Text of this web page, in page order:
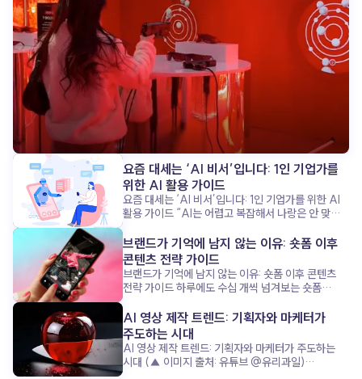
요즘 대세는 ‘AI 비서’입니다: 1인 기업가를
위한 AI 활용 가이드
요즘 대세는 ‘AI 비서’입니다: 1인 기업가를 위한 AI
활용 가이드 “AI는 어렵고 복잡해서 나랑은 안 맞아!”
기업가들은 복잡하고 무거운 AI 대신, 쉽고 친근한
‘AI 비서’ 에 훨씬 더 열광하고 있거든요. 단순한 업무
처리부터 마케팅 기획까지, 어떻게 AI가 혼자 모든 걸
하는 1인 기업가의 시간을 구해주고, 성장을 돕는지
지금부터 함께 살펴볼까요? “복잡하지 않아도
괜찮아”: AI 비서가 주목받는 이유 (▲ 이미지 출처:
클립아트코리아) 최근 1인 기업가들은 완벽한 AI
기술보다, 누구나 쉽게 쓰고 바로 도움 되는 ‘친근함’
을 더 원합니다. 복잡한 설정 없이 ‘내 비서’처럼 소통
하며, 업무 효율을 높여주는 AI가 핵심 매력
브랜드가 기억에 남지 않는 이유: 숏폼 이후
콘텐츠 전략 가이드
브랜드가 기억에 남지 않는 이유: 숏폼 이후 콘텐츠
전략 가이드 하루에도 수십 개씩 넘겨보는 숏폼
남았을까요? 요즘은 ‘조회수’보다 ‘기억률’이 더
중요한 시대입니다. 고객의 머리에 남는 콘텐츠를
만들기 위해, 단순한 시선 끌기를 넘어서는 전략이
필요하죠. 이제 브랜드가 준비해야 할 건, 숏폼 이후
고객을 이끌 ‘다음 스텝’ 입니다. 그 전략의 핵심, 함께
AI 영상 제작 트렌드: 기획자와 마케터가
주도하는 시대
AI 영상 제작 트렌드: 기획자와 마케터가 주도하는
시대 (▲ 이미지 출처: 유튜브 @유리과일)